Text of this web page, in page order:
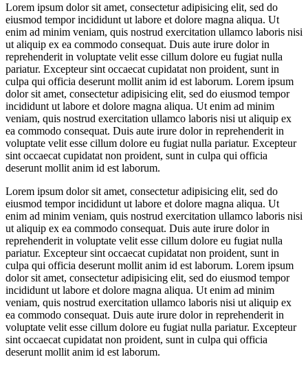
Lorem ipsum dolor sit amet, consectetur adipisicing elit, sed do
eiusmod tempor incididunt ut labore et dolore magna aliqua. Ut
enim ad minim veniam, quis nostrud exercitation ullamco laboris nisi
ut aliquip ex ea commodo consequat. Duis aute irure dolor in
reprehenderit in voluptate velit esse cillum dolore eu fugiat nulla
pariatur. Excepteur sint occaecat cupidatat non proident, sunt in
culpa qui officia deserunt mollit anim id est laborum. Lorem ipsum
dolor sit amet, consectetur adipisicing elit, sed do eiusmod tempor
incididunt ut labore et dolore magna aliqua. Ut enim ad minim
veniam, quis nostrud exercitation ullamco laboris nisi ut aliquip ex
ea commodo consequat. Duis aute irure dolor in reprehenderit in
voluptate velit esse cillum dolore eu fugiat nulla pariatur. Excepteur
sint occaecat cupidatat non proident, sunt in culpa qui officia
deserunt mollit anim id est laborum.
Lorem ipsum dolor sit amet, consectetur adipisicing elit, sed do
eiusmod tempor incididunt ut labore et dolore magna aliqua. Ut
enim ad minim veniam, quis nostrud exercitation ullamco laboris nisi
ut aliquip ex ea commodo consequat. Duis aute irure dolor in
reprehenderit in voluptate velit esse cillum dolore eu fugiat nulla
pariatur. Excepteur sint occaecat cupidatat non proident, sunt in
culpa qui officia deserunt mollit anim id est laborum. Lorem ipsum
dolor sit amet, consectetur adipisicing elit, sed do eiusmod tempor
incididunt ut labore et dolore magna aliqua. Ut enim ad minim
veniam, quis nostrud exercitation ullamco laboris nisi ut aliquip ex
ea commodo consequat. Duis aute irure dolor in reprehenderit in
voluptate velit esse cillum dolore eu fugiat nulla pariatur. Excepteur
sint occaecat cupidatat non proident, sunt in culpa qui officia
deserunt mollit anim id est laborum.